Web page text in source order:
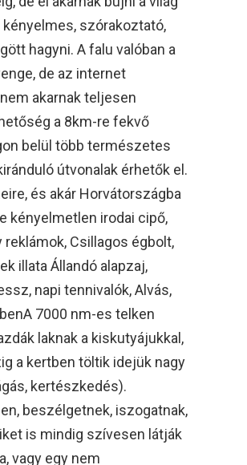
szórakoztató,
hagyni. A falu valóban a
de az internet
akarnak teljesen
a 8km-re fekvő
belül több természetes
útvonalak érhetők el.
és akár Horvátországba
kényelmetlen irodai cipő,
Csillagos égbolt,
illata Állandó alapzaj,
napi tennivalók, Alvás,
7000 nm-es telken
laknak a kiskutyájukkal,
a kertben töltik idejük nagy
kertészkedés).
beszélgetnek, iszogatnak,
is mindig szívesen látják
vagy egy nem